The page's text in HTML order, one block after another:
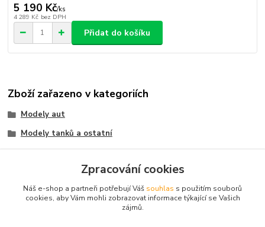
5 190 Kč/ks
4 289 Kč bez DPH
Přidat do košíku
Zboží zařazeno v kategoriích
Modely aut
Modely tanků a ostatní
Tanky
1:12 1:14 1:16-18 1:28
Tanky TORRO MATORRO PROFI
Zpracování cookies
Náš e-shop a partneři potřebují Váš souhlas s použitím souborů
cookies, aby Vám mohli zobrazovat informace týkající se Vašich
zájmů.